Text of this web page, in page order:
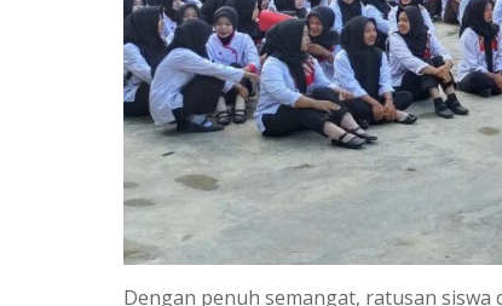
Dengan penuh semangat, ratusan